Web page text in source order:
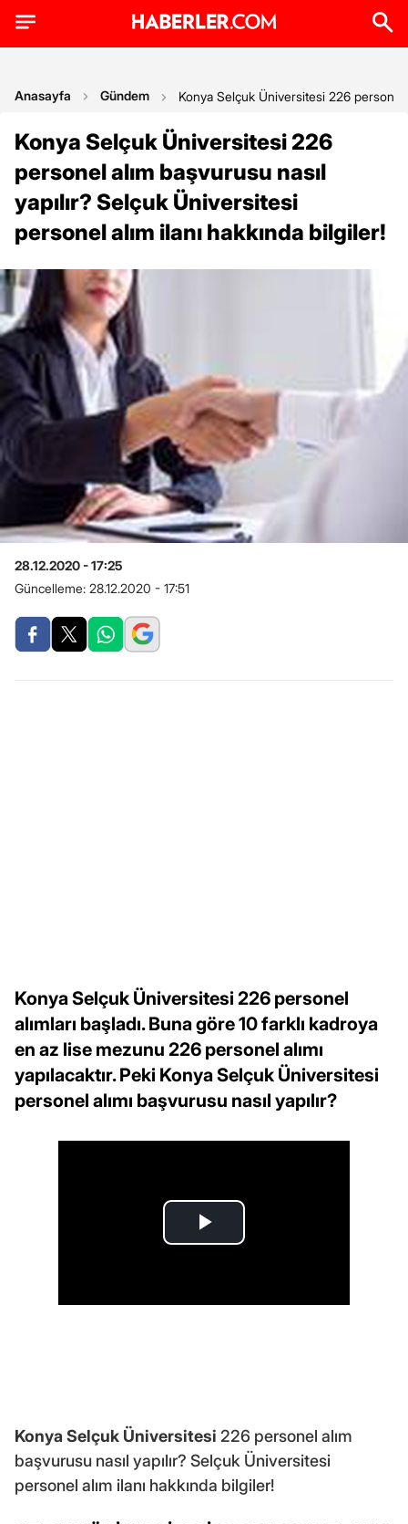
Anasayfa Gündem Konya Selçuk Üniversitesi 226 personel
Konya Selçuk Üniversitesi 226
personel alım başvurusu nasıl
yapılır? Selçuk Üniversitesi
personel alım ilanı hakkında bilgiler!
28.12.2020 - 17:25
Güncelleme: 28.12.2020 - 17:51
Konya Selçuk Üniversitesi 226 personel
alımları başladı. Buna göre 10 farklı kadroya
en az lise mezunu 226 personel alımı
yapılacaktır. Peki Konya Selçuk Üniversitesi
personel alımı başvurusu nasıl yapılır?
Konya Selçuk Üniversitesi 226 personel alım
başvurusu nasıl yapılır? Selçuk Üniversitesi
personel alım ilanı hakkında bilgiler!